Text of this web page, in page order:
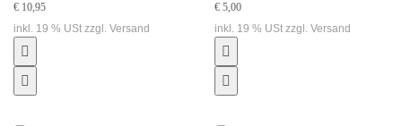
€ 10,95
inkl. 19 % USt zzgl. Versand
€ 5,00
inkl. 19 % USt zzgl. Versand